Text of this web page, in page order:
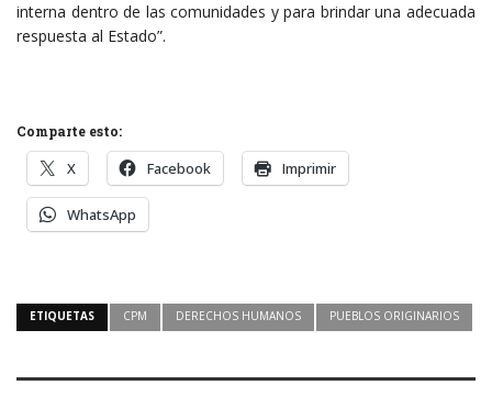
interna dentro de las comunidades y para brindar una adecuada
respuesta al Estado”.
Comparte esto:
X Facebook Imprimir
WhatsApp
ETIQUETAS CPM DERECHOS HUMANOS PUEBLOS ORIGINARIOS